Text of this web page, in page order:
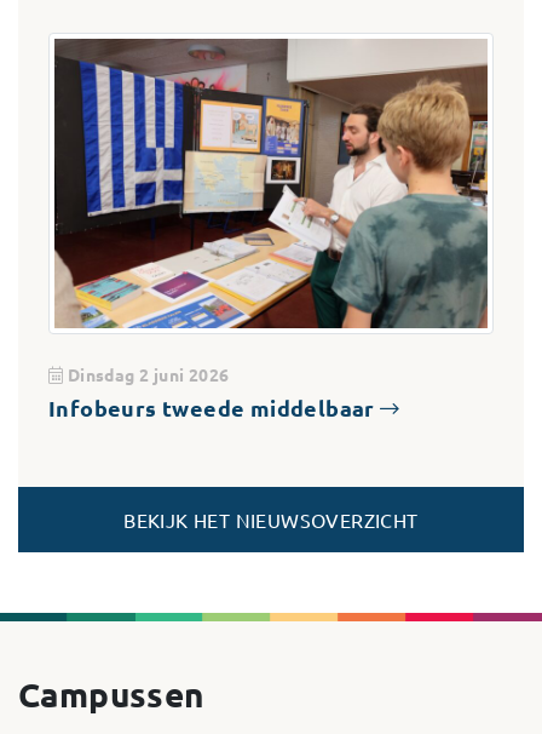
Dinsdag 2 juni 2026
Infobeurs tweede middelbaar
BEKIJK HET NIEUWSOVERZICHT
Campussen